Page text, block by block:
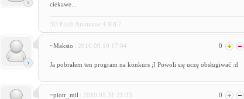
ciekawe...
3D Flash Animator 4.9.8.7
~Maksio | 2010.09.10 17:04 0
Ja pobrałem ten program na konkurs ;] Powoli się uczę obsługiwać :d
~piotr_mil | 2010.05.31 21:33 0